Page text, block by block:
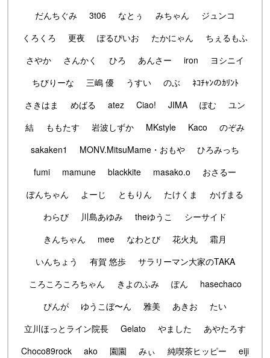
だんちぐみ
3t06 なとぅ みちゃん
ジュンコ
くろくろ
更夜 ぽるぴいお たかにゃん
ちぇるもふ
さやか
さんかく ひろ あんさー iron
ヨシニイ
ちびりーな
三嶋 優 うすい のぶ
ﾈｺﾁｬﾝのｶﾘﾝﾄ
さきはま
めばる atez Ciao! JIMA ぽむ
ユン
結
ももたす 岩波しずか MKstyle Kaco
のぞみ
sakaken1
MONV.MitsuMame・おもや
ひろみっち
fumi
mamune blackkite masako.o
おさるー
ぽんちゃん
よーじ ともりん たけくま
かげまる
わらび
川島あゆみ theゆうこ
シーサイド
きんちゃん
mee なわとび 花火丸
霜月
いんちょう
有賀 悠歩
サラリーマン大家のTAKA
ころころころちゃん
きよのふみ ぽん
hasechaco
ぴんが
ゆうこぼ〜ん 雅美 あきお
たい
立川ほっとライン院長
Gelato やました
あやたろす
Choco89rock
ako 園園 みぃ 純喫茶ヒッピー
eiji